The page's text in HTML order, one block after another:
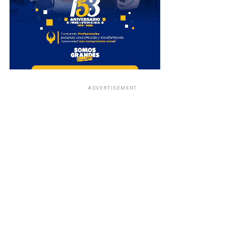
ADVERTISEMENT